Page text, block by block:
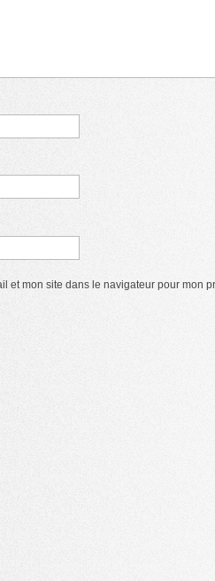
et mon site dans le navigateur pour mon